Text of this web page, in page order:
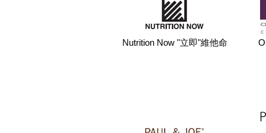
Nutrition Now "立即"維他命